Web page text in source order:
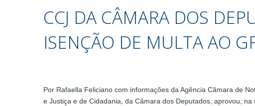
CCJ DA CÂMARA DOS
ISENÇÃO DE MULTA AO
Por Rafaella Feliciano com informações da Agência Câmara de
e Justiça e de Cidadania, da Câmara dos Deputados, aprovou,